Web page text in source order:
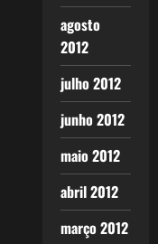
agosto
2012
julho 2012
junho 2012
maio 2012
abril 2012
março 2012